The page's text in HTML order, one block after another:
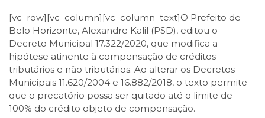
[vc_row][vc_column][vc_column_text]O Prefeito de
Belo Horizonte, Alexandre Kalil (PSD), editou o
Decreto Municipal 17.322/2020, que modifica a
hipótese atinente à compensação de créditos
tributários e não tributários. Ao alterar os Decretos
Municipais 11.620/2004 e 16.882/2018, o texto permite
que o precatório possa ser quitado até o limite de
100% do crédito objeto de compensação.